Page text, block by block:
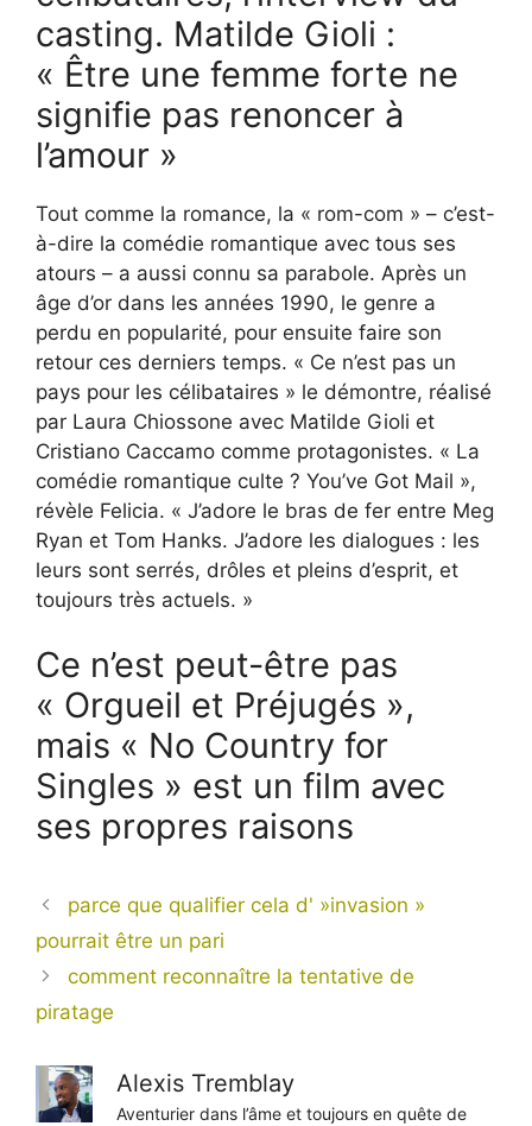
casting. Matilde Gioli :
« Être une femme forte ne
signifie pas renoncer à
l’amour »
Tout comme la romance, la « rom-com » – c’est-
à-dire la comédie romantique avec tous ses
atours – a aussi connu sa parabole. Après un
âge d’or dans les années 1990, le genre a
perdu en popularité, pour ensuite faire son
retour ces derniers temps. « Ce n’est pas un
pays pour les célibataires » le démontre, réalisé
par Laura Chiossone avec Matilde Gioli et
Cristiano Caccamo comme protagonistes. « La
comédie romantique culte ? You’ve Got Mail »,
révèle Felicia. « J’adore le bras de fer entre Meg
Ryan et Tom Hanks. J’adore les dialogues : les
leurs sont serrés, drôles et pleins d’esprit, et
toujours très actuels. »
Ce n’est peut-être pas
« Orgueil et Préjugés »,
mais « No Country for
Singles » est un film avec
ses propres raisons
parce que qualifier cela d' »invasion »
pourrait être un pari
comment reconnaître la tentative de
piratage
Alexis Tremblay
Aventurier dans l’âme et toujours en quête de